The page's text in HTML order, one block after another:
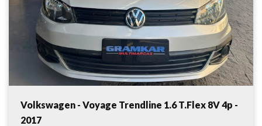
Volkswagen - Voyage Trendline 1.6 T.Flex 8V 4p -
2017